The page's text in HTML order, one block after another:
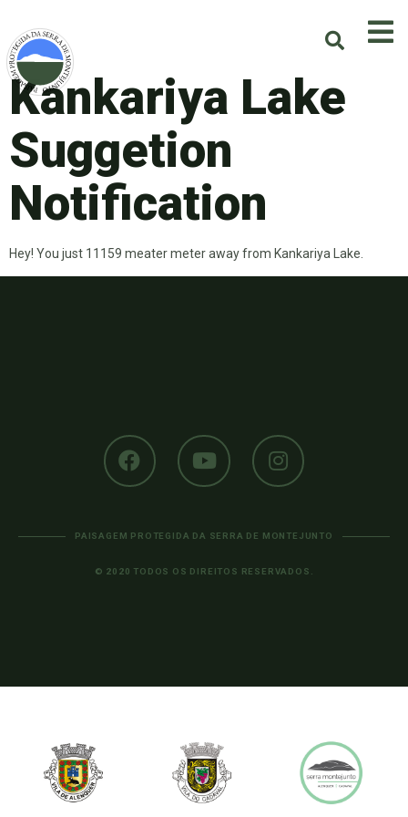
Kankariya Lake
Suggetion
Notification
Hey! You just 11159 meater meter away from Kankariya Lake.
PAISAGEM PROTEGIDA DA SERRA DE MONTEJUNTO
© 2020 TODOS OS DIREITOS RESERVADOS.